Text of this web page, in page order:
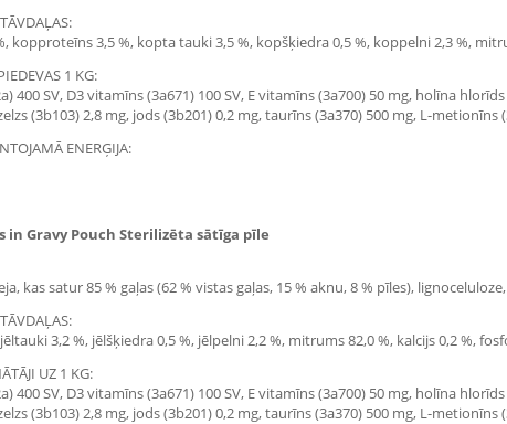
kopproteīns 3,5 %, kopta tauki 3,5 %, kopšķiedra 0,5 %, koppelni 2,3 %,
1 KG:
400 SV, D3 vitamīns (3a671) 100 SV, E vitamīns (3a700) 50 mg, holīna
(3b103) 2,8 mg, jods (3b201) 0,2 mg, taurīns (3a370) 500 mg, L-metionīns
ENERĢIJA:
in Gravy Pouch Sterilizēta sātīga pīle
kas satur 85 % gaļas (62 % vistas gaļas, 15 % aknu, 8 % pīles),
3,2 %, jēlšķiedra 0,5 %, jēlpelni 2,2 %, mitrums 82,0 %, kalcijs 0,2 %,
UZ 1 KG:
400 SV, D3 vitamīns (3a671) 100 SV, E vitamīns (3a700) 50 mg, holīna
(3b103) 2,8 mg, jods (3b201) 0,2 mg, taurīns (3a370) 500 mg, L-metionīns